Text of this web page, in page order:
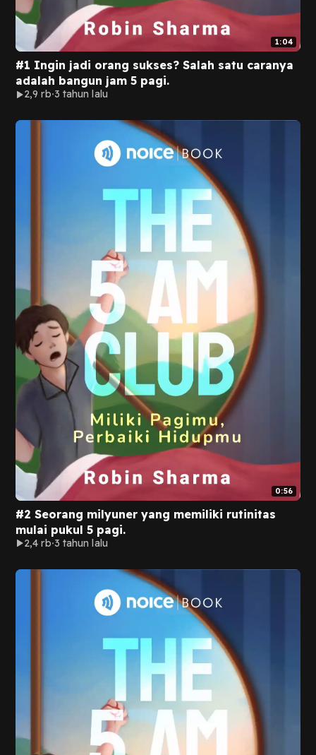
1:04
#1 Ingin jadi orang sukses? Salah satu caranya
adalah bangun jam 5 pagi.
2,9 rb 3 tahun lalu
0:56
#2 Seorang milyuner yang memiliki rutinitas
mulai pukul 5 pagi.
2,4 rb 3 tahun lalu